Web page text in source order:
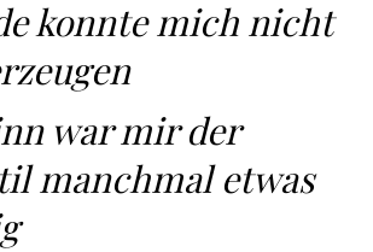
konnte mich nicht
war mir der
manchmal etwas